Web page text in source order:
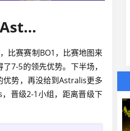
IEM科隆Major第二阶段：一步之遥！TYLOO 13-6 Astralis
比赛赛制BO1，比赛地图来
7-5的领先优势。下半场，
优势，再没给到Astralis更多
晋级2-1小组，距离晋级下